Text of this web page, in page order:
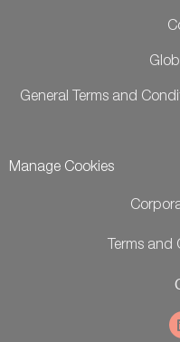
General Terms and
Manage Cookies
Terms